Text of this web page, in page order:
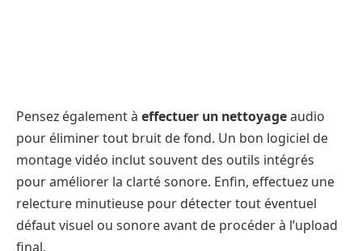
Pensez également à effectuer un nettoyageaudio
pour éliminer tout bruit de fond. Un bon logiciel de
montage vidéo inclut souvent des outils intégrés
pour améliorer la clarté sonore. Enfin, effectuez une
relecture minutieuse pour détecter tout éventuel
défaut visuel ou sonore avant de procéder à l’upload
final.